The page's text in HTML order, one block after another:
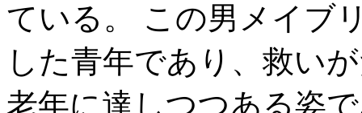
ている。 この男メイブ
した青年であり、救い
老年に達しつつある姿